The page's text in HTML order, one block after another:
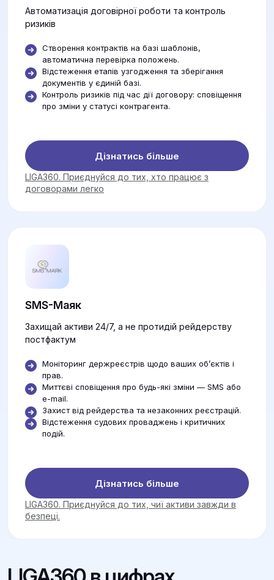
Автоматизація договірної роботи та контроль
ризиків
Створення контрактів на базі шаблонів,
автоматична перевірка положень.
Відстеження етапів узгодження та зберігання
документів у єдиній базі.
Контроль ризиків під час дії договору: сповіщення
про зміни у статусі контрагента.
Дізнатись більше
LIGA360. Приєднуйся до тих, хто працює з
договорами легко
SMS-Маяк
Захищай активи 24/7, а не протидій рейдерству
постфактум
Моніторинг держреєстрів щодо ваших об’єктів і
прав.
Миттєві сповіщення про будь-які зміни — SMS або
e-mail.
Захист від рейдерства та незаконних реєстрацій.
Відстеження судових проваджень і критичних
подій.
Дізнатись більше
LIGA360. Приєднуйся до тих, чиї активи завжди в
безпеці.